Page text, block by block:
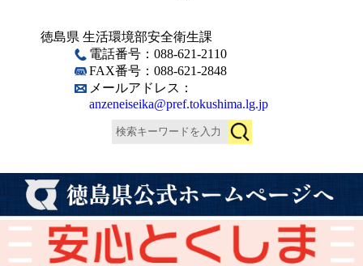
徳島県 生活環境部安全衛生課
電話番号：088-621-2110
FAX番号：088-621-2848
メールアドレス：
anzeneiseika@pref.tokushima.lg.jp
検
索